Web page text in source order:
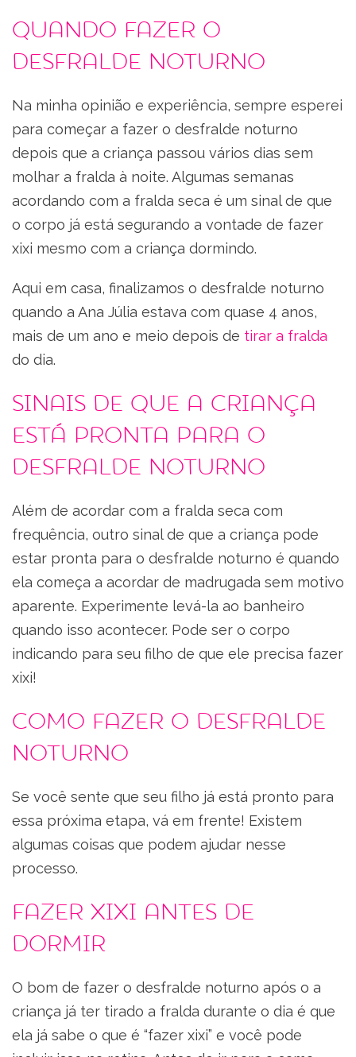
Quando fazer o
desfralde noturno
Na minha opinião e experiência, sempre esperei
para começar a fazer o desfralde noturno
depois que a criança passou vários dias sem
molhar a fralda à noite. Algumas semanas
acordando com a fralda seca é um sinal de que
o corpo já está segurando a vontade de fazer
xixi mesmo com a criança dormindo.
Aqui em casa, finalizamos o desfralde noturno
quando a Ana Júlia estava com quase 4 anos,
mais de um ano e meio depois de tirar a fralda
do dia.
Sinais de que a criança
está pronta para o
desfralde noturno
Além de acordar com a fralda seca com
frequência, outro sinal de que a criança pode
estar pronta para o desfralde noturno é quando
ela começa a acordar de madrugada sem motivo
aparente. Experimente levá-la ao banheiro
quando isso acontecer. Pode ser o corpo
indicando para seu filho de que ele precisa fazer
xixi!
Como fazer o desfralde
noturno
Se você sente que seu filho já está pronto para
essa próxima etapa, vá em frente! Existem
algumas coisas que podem ajudar nesse
processo.
Fazer xixi antes de
dormir
O bom de fazer o desfralde noturno após o a
criança já ter tirado a fralda durante o dia é que
ela já sabe o que é “fazer xixi” e você pode